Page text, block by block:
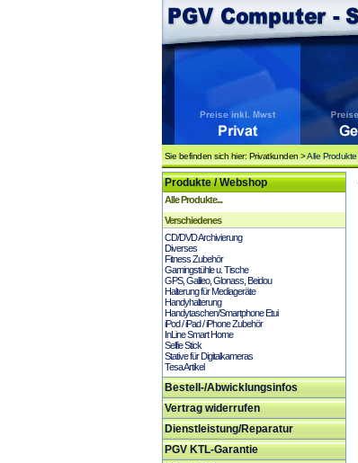
Sie befinden sich hier: Privatkunden >Alle Produkte
Produkte / Webshop
Alle Produkte...
Verschiedenes
CD/DVD Archivierung
Diverses
Fitness Zubehör
Gamingstühle u. Tische
GPS, Galileo, Glonass, Beidou
Halterung für Mediageräte
Handyhalterung
Handytaschen/Smartphone Etui
iPod / iPad / iPhone Zubehör
InLine Smart Home
Selfie Stick
Stative für Digitalkameras
Tesa Artikel
Bestell-/Abwicklungsinfos
Vertrag widerrufen
Dienstleistung/Reparatur
PGV KTL-Garantie